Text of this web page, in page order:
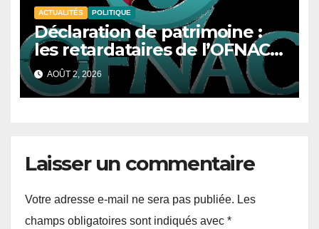
ACTUALITÉS POLITIQUE
Déclaration de patrimoine :
les retardataires de l’OFNAC
s’exposent désormais à des
sanctions
AOÛT 2, 2026
Laisser un commentaire
Votre adresse e-mail ne sera pas publiée. Les
champs obligatoires sont indiqués avec *